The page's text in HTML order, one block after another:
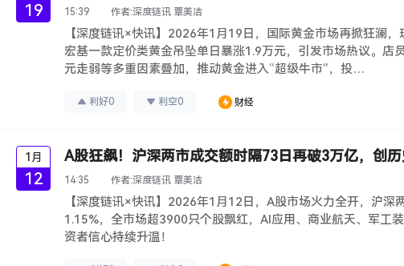
19 15:39 作者:深度链讯 覃美洁
【深度链讯×快讯】2026年1月19日，国际黄金市场再掀狂澜
宏基一款定价类黄金吊坠单日暴涨1.9万元，引发市场热议。
元走弱等多重因素叠加，推动黄金进入“超级牛市”，投…
利好0 利空0 财经
1月
12
A股狂飙！沪深两市成交额时隔73日再破3万亿，创
14:35 作者:深度链讯 覃美洁
【深度链讯×快讯】2026年1月12日，A股市场火力全开，沪
1.15%，全市场超3900只个股飘红，AI应用、商业航天、军工
资者信心持续升温！